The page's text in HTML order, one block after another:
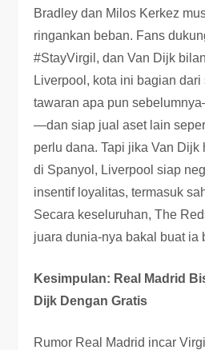
Bradley dan Milos Kerkez
ringankan beban. Fans
#StayVirgil, dan Van Dijk
Liverpool, kota ini bagian dari
tawaran apa pun
—dan siap jual aset lain
perlu dana. Tapi jika Van Dijk
di Spanyol, Liverpool siap
insentif loyalitas, termasuk
Secara keseluruhan, The
juara dunia-nya bakal buat ia
Kesimpulan: Real Madrid
Dijk Dengan Gratis
Rumor Real Madrid incar